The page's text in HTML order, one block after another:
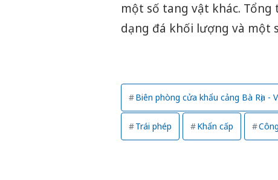
một số tang vật khác.
dạng đá khối lượng và một
Biên phòng cửa khẩu cảng Bà Rịa -
Trái phép Khẩn cấp